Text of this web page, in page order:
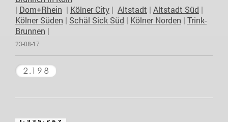
| Dom+Rhein | Kölner City | Altstadt | Altstadt Süd |
Kölner Süden | Schäl Sick Süd | Kölner Norden | Trink-
Brunnen |
23-08-17